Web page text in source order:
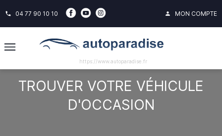
phone 04 77 90 10 10 person MON COMPTE
https://www.autoparadise.fr
TROUVER VOTRE VÉHICULE
D'OCCASION